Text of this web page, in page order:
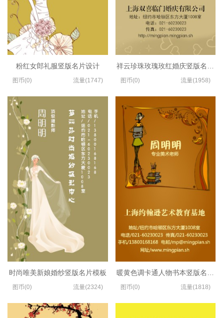
粉红女郎礼服竖版名片设计
图币(0) 流量(1747)
时尚唯美新娘婚纱竖版名片模板
图币(0) 流量(2324)
祥云珍珠玫瑰玫红婚庆竖版名片设
图币(0) 流量(1958)
暖黄色调卡通人物书本竖版名片模
图币(0) 流量(1818)